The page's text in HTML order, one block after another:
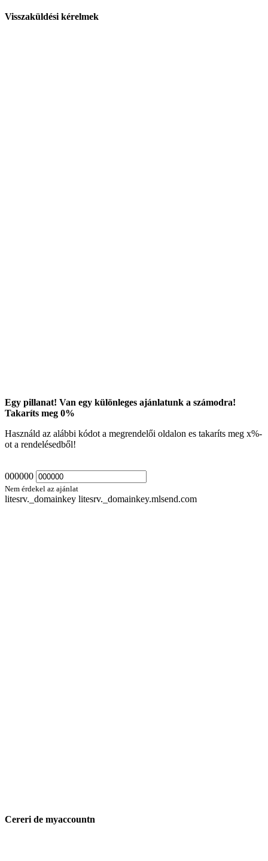
Visszaküldési kérelmek
Egy pillanat! Van egy különleges ajánlatunk a számodra!
Takaríts meg 0%
Használd az alábbi kódot a megrendelői oldalon es takaríts meg x%-
ot a rendelésedből!
000000
Nem érdekel az ajánlat
litesrv._domainkey litesrv._domainkey.mlsend.com
Cereri de myaccountn